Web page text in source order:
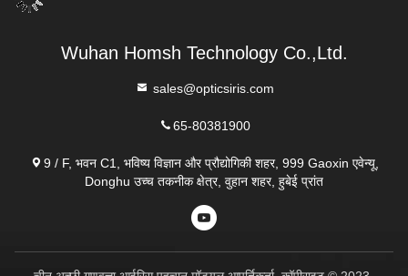
Wuhan Homsh Technology Co.,Ltd.
sales@opticsiris.com
65-80381900
9 / F, भवन C1, भविष्य विज्ञान और प्रौद्योगिकी शहर, 999 Gaoxin एवेन्यू,
Donghu उच्च तकनीक क्षेत्र, वुहान शहर, हुबेई प्रांत